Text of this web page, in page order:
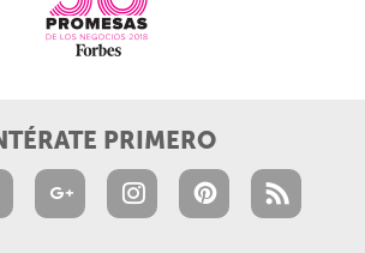
PRIMERO